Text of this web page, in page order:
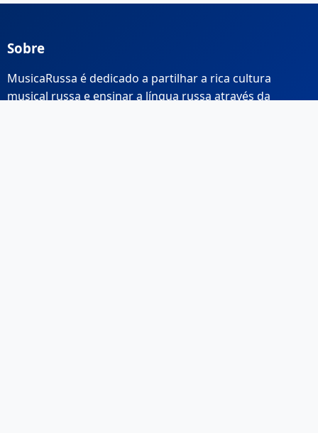
Sobre
MusicaRussa é dedicado a partilhar a rica cultura
musical russa e ensinar a língua russa através da